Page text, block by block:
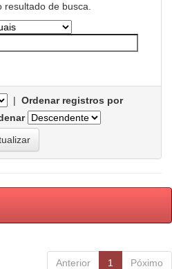
de busca.
| Ordenar registros por
Anterior 1 Póximo